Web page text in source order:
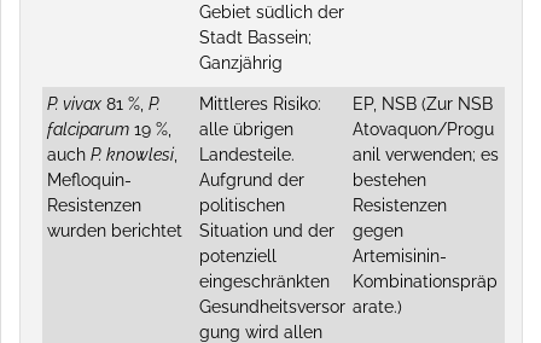
Gebiet südlich der
Stadt Bassein;
Ganzjährig
P. vivax 81 %, P.
falciparum 19 %,
auch P. knowlesi
Mefloquin-
Resistenzen
wurden berichtet
Mittleres Risiko:
alle übrigen
Landesteile.
Aufgrund der
politischen
Situation und der
potenziell
eingeschränkten
Gesundheitsversor
gung wird allen
EP, NSB (Zur NSB
Atovaquon/Progu
anil verwenden; es
bestehen
Resistenzen
gegen
Artemisinin-
Kombinationspräp
arate.)